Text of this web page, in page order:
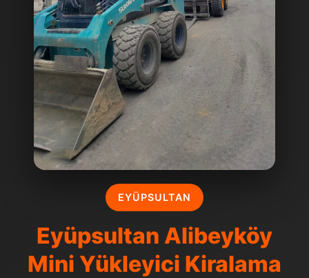
EYÜPSULTAN
Eyüpsultan Alibeyköy
Mini Yükleyici Kiralama